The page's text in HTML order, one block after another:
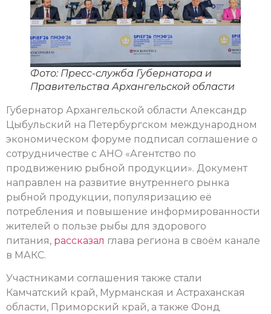
Фото: Пресс-служба Губернатора и
Правительства Архангельской области
Губернатор Архангельской области Александр
Цыбульский на Петербургском международном
экономическом форуме подписал соглашение о
сотрудничестве с АНО «Агентство по
продвижению рыбной продукции». Документ
направлен на развитие внутреннего рынка
рыбной продукции, популяризацию её
потребления и повышение информированности
жителей о пользе рыбы для здорового
питания, рассказал глава региона в своём канале
в МАКС.
Участниками соглашения также стали
Камчатский край, Мурманская и Астраханская
области, Приморский край, а также Фонд